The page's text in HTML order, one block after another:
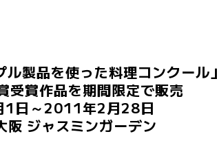
ル製品を使った料理コンクール
受賞作品を期間限定で販売
日～2011年2月28日
阪 ジャスミンガーデン